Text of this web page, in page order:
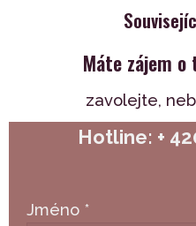
Máte zájem
zavolejte,
Hotline: +
Jméno *